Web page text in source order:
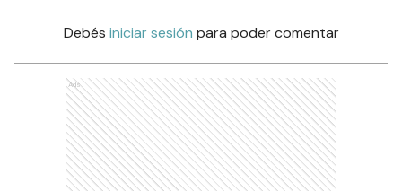
Debés iniciar sesión para poder comentar
Ads